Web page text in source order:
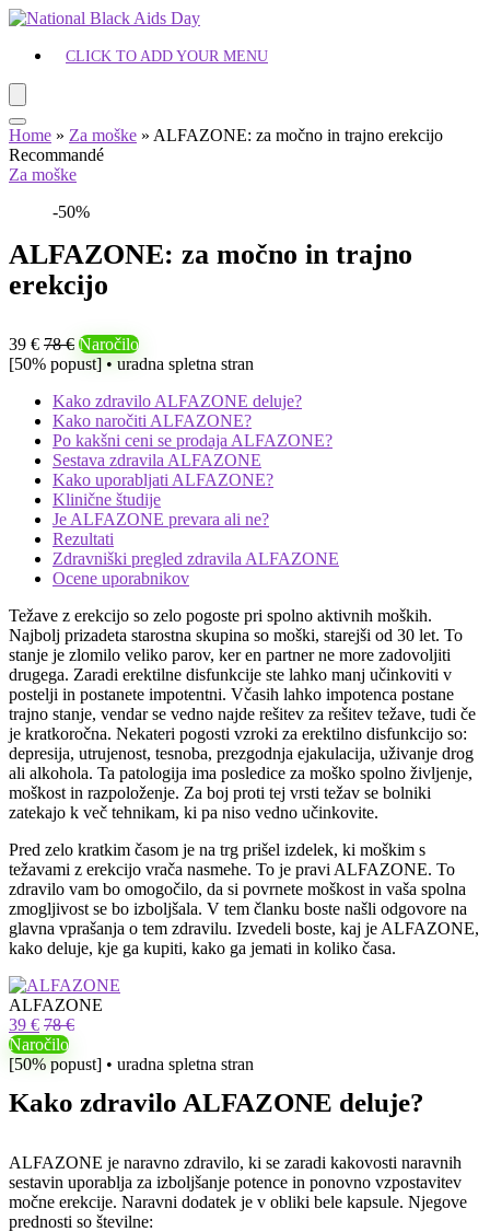
CLICK TO ADD YOUR MENU
Home » Za moške » ALFAZONE: za močno in trajno erekcijo
Recommandé
Za moške
-50%
ALFAZONE: za močno in trajno
erekcijo
39 € 78 € Naročilo
[50% popust] • uradna spletna stran
Kako zdravilo ALFAZONE deluje?
Kako naročiti ALFAZONE?
Po kakšni ceni se prodaja ALFAZONE?
Sestava zdravila ALFAZONE
Kako uporabljati ALFAZONE?
Klinične študije
Je ALFAZONE prevara ali ne?
Rezultati
Zdravniški pregled zdravila ALFAZONE
Ocene uporabnikov
Težave z erekcijo so zelo pogoste pri spolno aktivnih moških.
Najbolj prizadeta starostna skupina so moški, starejši od 30 let. To
stanje je zlomilo veliko parov, ker en partner ne more zadovoljiti
drugega. Zaradi erektilne disfunkcije ste lahko manj učinkoviti v
postelji in postanete impotentni. Včasih lahko impotenca postane
trajno stanje, vendar se vedno najde rešitev za rešitev težave, tudi če
je kratkoročna. Nekateri pogosti vzroki za erektilno disfunkcijo so:
depresija, utrujenost, tesnoba, prezgodnja ejakulacija, uživanje drog
ali alkohola. Ta patologija ima posledice za moško spolno življenje,
moškost in razpoloženje. Za boj proti tej vrsti težav se bolniki
zatekajo k več tehnikam, ki pa niso vedno učinkovite.
Pred zelo kratkim časom je na trg prišel izdelek, ki moškim s
težavami z erekcijo vrača nasmehe. To je pravi ALFAZONE. To
zdravilo vam bo omogočilo, da si povrnete moškost in vaša spolna
zmogljivost se bo izboljšala. V tem članku boste našli odgovore na
glavna vprašanja o tem zdravilu. Izvedeli boste, kaj je ALFAZONE,
kako deluje, kje ga kupiti, kako ga jemati in koliko časa.
ALFAZONE
39 € 78 €
Naročilo
[50% popust] • uradna spletna stran
Kako zdravilo ALFAZONE deluje?
ALFAZONE je naravno zdravilo, ki se zaradi kakovosti naravnih
sestavin uporablja za izboljšanje potence in ponovno vzpostavitev
močne erekcije. Naravni dodatek je v obliki bele kapsule. Njegove
prednosti so številne: